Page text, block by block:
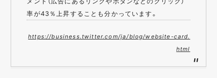
率が43％上昇することも分かっています。
https://business.twitter.com/ja/blog/website-card.
html